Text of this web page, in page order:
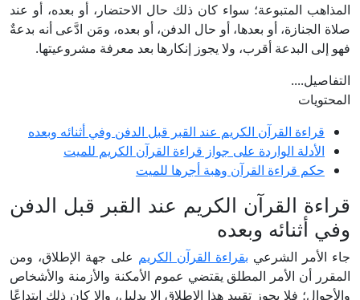
المتبوعة؛ سواء كان ذلك حال الاحتضار، أو بعده، أو عند
الجنازة، أو بعدها، أو حال الدفن، أو بعده، ومَن ادَّعى أنه بدعةٌ
إلى البدعة أقرب، ولا يجوز إنكارها بعد معرفة مشروعيتها.
قراءة القرآن الكريم عند القبر قبل الدفن وفي أثنائه وبعده
الأدلة الواردة على جواز قراءة القرآن الكريم للميت
حكم قراءة القرآن وهبة أجرها للميت
القرآن الكريم عند القبر قبل الدفن
أثنائه وبعده
الأمر الشرعي بقراءة القرآن الكريم على جهة الإطلاق، ومن
أن الأمر المطلق يقتضي عموم الأمكنة والأزمنة والأشخاص
فلا يجوز تقييد هذا الإطلاق إلا بدليل، وإلا كان ذلك ابتداعًا